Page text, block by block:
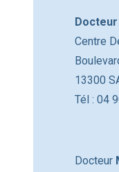
Docteur
Centre
13300
Tél : 04
Docteur